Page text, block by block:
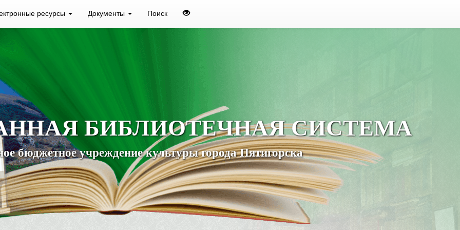
ресурсы Документы Поиск
БИБЛИОТЕЧНАЯ СИСТЕМА
бюджетное учреждение культуры города Пятигорска